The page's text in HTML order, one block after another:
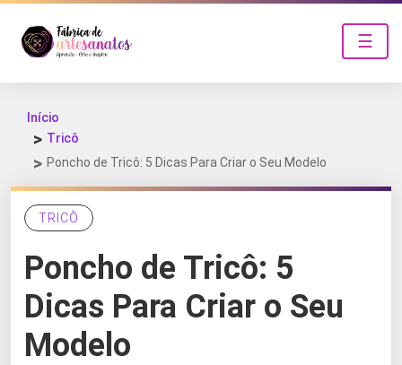
☰
Início
Tricô
Poncho de Tricô: 5 Dicas Para Criar o Seu Modelo
TRICÔ
Poncho de Tricô: 5
Dicas Para Criar o Seu
Modelo